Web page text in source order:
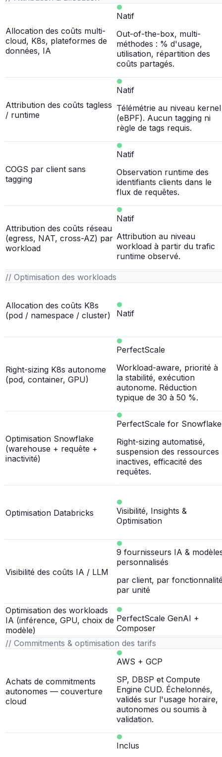
Allocation des coûts multi-
cloud, K8s, plateformes de
données, IA
Natif
Out-of-the-box, multi-
méthodes : % d'usage,
utilisation, répartition des
coûts partagés.
Attribution des coûts tagless
/ runtime
Natif
Télémétrie au niveau kernel
(eBPF). Aucun tagging ni
règle de tags requis.
COGS par client sans
tagging
Natif
Observation runtime des
identifiants clients dans le
flux de requêtes.
Attribution des coûts réseau
(egress, NAT, cross-AZ) par
workload
Natif
Attribution au niveau
workload à partir du trafic
runtime observé.
// Optimisation des workloads
Allocation des coûts K8s
(pod / namespace / cluster)
Natif
Right-sizing K8s autonome
(pod, container, GPU)
PerfectScale
Workload-aware, priorité à
la stabilité, exécution
autonome. Réduction
typique de 30 à 50 %.
Optimisation Snowflake
(warehouse + requête +
inactivité)
PerfectScale for Snowflake
Right-sizing automatisé,
suspension des ressources
inactives, efficacité des
requêtes.
Optimisation Databricks
Visibilité, Insights &
Optimisation
Visibilité des coûts IA / LLM
9 fournisseurs IA &
personnalisés
par client, par
par unité
Optimisation des workloads
IA (inférence, GPU, choix de
modèle)
PerfectScale GenAI +
Composer
// Commitments & optimisation des tarifs
Achats de commitments
autonomes — couverture
cloud
AWS + GCP
SP, DBSP et Compute
Engine CUD. Échelonnés,
validés sur l'usage horaire,
autonomes ou soumis à
validation.
Inclus